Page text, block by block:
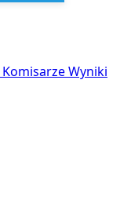
KomisarzeWyniki